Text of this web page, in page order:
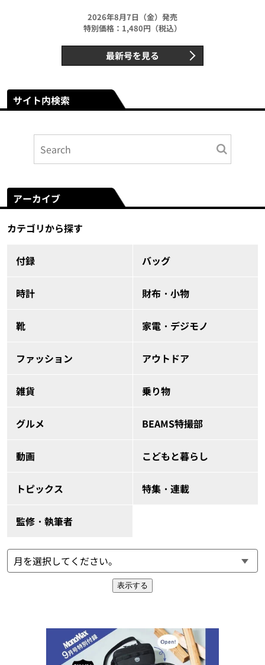
2026年8月7日（金）発売
特別価格：1,480円（税込）
最新号を見る
サイト内検索
アーカイブ
カテゴリから探す
付録 バッグ
時計 財布・小物
靴 家電・デジモノ
ファッション アウトドア
雑貨 乗り物
グルメ BEAMS特撮部
動画 こどもと暮らし
トピックス 特集・連載
監修・執筆者
表示する